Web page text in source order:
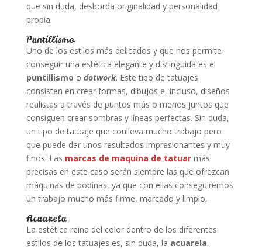
que sin duda, desborda originalidad y personalidad
propia.
Puntillismo
Uno de los estilos más delicados y que nos permite
conseguir una estética elegante y distinguida es el
puntillismo o dotwork. Este tipo de tatuajes
consisten en crear formas, dibujos e, incluso, diseños
realistas a través de puntos más o menos juntos que
consiguen crear sombras y líneas perfectas. Sin duda,
un tipo de tatuaje que conlleva mucho trabajo pero
que puede dar unos resultados impresionantes y muy
finos. Las marcas de maquina de tatuarmás
precisas en este caso serán siempre las que ofrezcan
máquinas de bobinas, ya que con ellas conseguiremos
un trabajo mucho más firme, marcado y limpio.
Acuarela
La estética reina del color dentro de los diferentes
estilos de los tatuajes es, sin duda, la acuarela.